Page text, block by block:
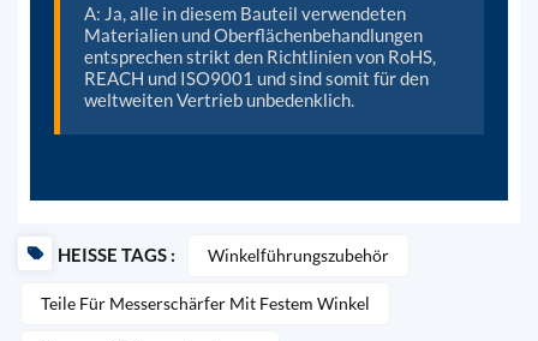
A: Ja, alle in diesem Bauteil verwendeten
Materialien und Oberflächenbehandlungen
entsprechen strikt den Richtlinien von RoHS,
REACH und ISO9001 und sind somit für den
weltweiten Vertrieb unbedenklich.
HEISSE TAGS : Winkelführungszubehör
Teile Für Messerschärfer Mit Festem Winkel